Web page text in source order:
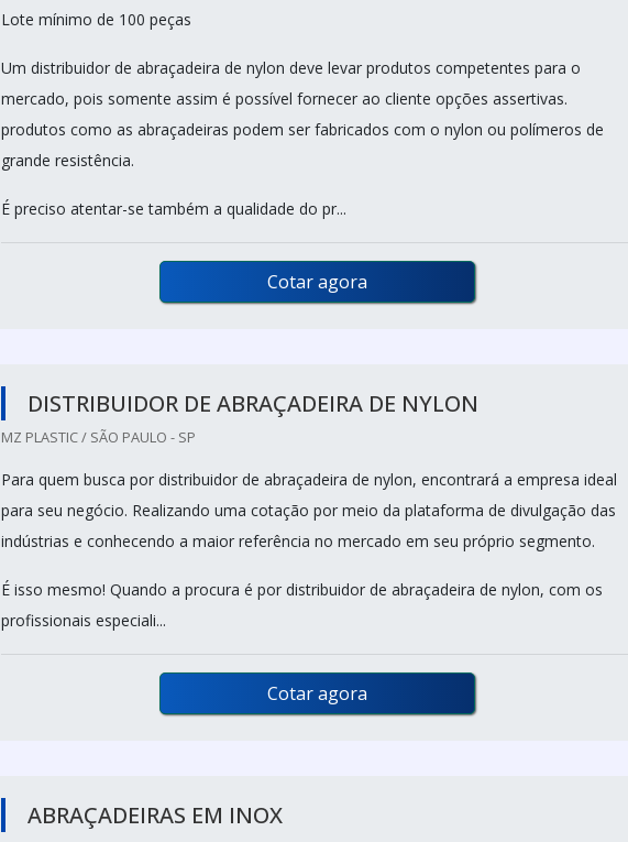
Lote mínimo de 100 peças
Um distribuidor de abraçadeira de nylon deve levar produtos competentes para o
mercado, pois somente assim é possível fornecer ao cliente opções assertivas.
produtos como as abraçadeiras podem ser fabricados com o nylon ou polímeros de
grande resistência.
É preciso atentar-se também a qualidade do pr...
Cotar agora
DISTRIBUIDOR DE ABRAÇADEIRA DE NYLON
MZ PLASTIC / SÃO PAULO - SP
Para quem busca por distribuidor de abraçadeira de nylon, encontrará a empresa ideal
para seu negócio. Realizando uma cotação por meio da plataforma de divulgação das
indústrias e conhecendo a maior referência no mercado em seu próprio segmento.
É isso mesmo! Quando a procura é por distribuidor de abraçadeira de nylon, com os
profissionais especiali...
Cotar agora
ABRAÇADEIRAS EM INOX